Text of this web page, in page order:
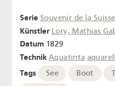
Serie Souvenir de la Suisse
Künstler Lory, Mathias
Datum 1829
Technik Aquatinta
Tags See Boot